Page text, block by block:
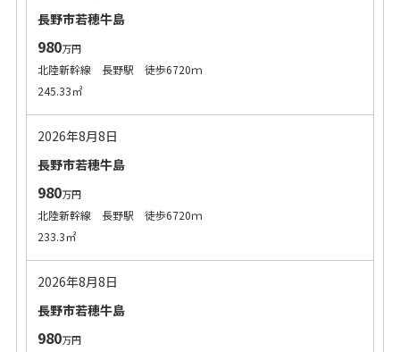
長野市若穂牛島
980万円
北陸新幹線 長野駅 徒歩6720ｍ
245.33㎡
2026年8月8日
長野市若穂牛島
980万円
北陸新幹線 長野駅 徒歩6720ｍ
233.3㎡
2026年8月8日
長野市若穂牛島
980万円